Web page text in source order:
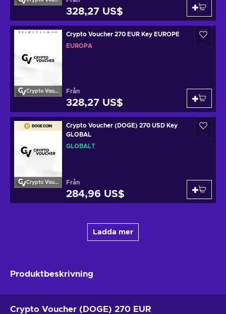
328,27 US$
Crypto Voucher
Crypto Voucher 270 EUR Key EUROPE
EUROPA
Från
328,27 US$
Crypto Voucher
Crypto Voucher (DOGE) 270 USD Key
GLOBAL
GLOBALT
Från
284,96 US$
Ladda mer
Produktbeskrivning
Crypto Voucher (DOGE) 270 EUR